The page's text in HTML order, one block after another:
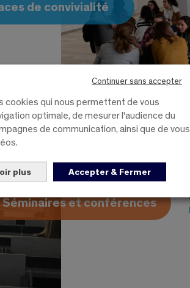
de convivialité
Séminaires et conférences
Continuer sans accepter
cookies qui nous permettent de vous
optimale, de mesurer l'audience du
de communication, ainsi que de vous
plus Accepter & Fermer